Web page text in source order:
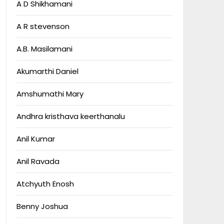
A D Shikhamani
A R stevenson
A.B. Masilamani
Akumarthi Daniel
Amshumathi Mary
Andhra kristhava keerthanalu
Anil Kumar
Anil Ravada
Atchyuth Enosh
Benny Joshua